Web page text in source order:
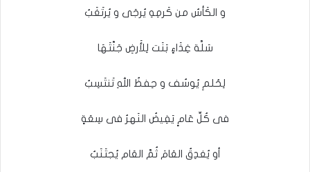
و الكَأسُ من كَرمِهِ يُرجَى و يُرتَغَبُ
سَلَّة غِذَاءٍ بَنَت لِلأَرضِ جَنَّتَهَا
لِحُلمِ يُوسُف و حِفظُ اللهِ تَنتَسِبُ
فى كُلِّ عَامٍ يَفِيضُ النَهرُ فى سِعَةٍ
أو يُغدِقُ العَامَ ثُمَّ العَام يُجتَنَبُ